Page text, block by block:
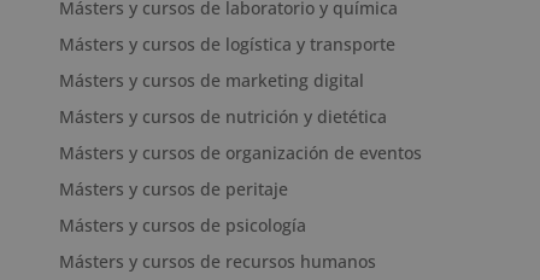
Másters y cursos de laboratorio y química
Másters y cursos de logística y transporte
Másters y cursos de marketing digital
Másters y cursos de nutrición y dietética
Másters y cursos de organización de eventos
Másters y cursos de peritaje
Másters y cursos de psicología
Másters y cursos de recursos humanos